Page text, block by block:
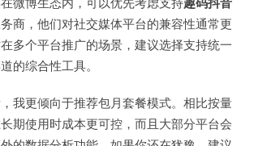
商，他们对社交媒体平台的兼容性通常更
多个平台推广的场景，建议选择支持统一
的综合性工具。
我更倾向于推荐包月套餐模式。相比按量
期使用时成本更可控，而且大部分平台会